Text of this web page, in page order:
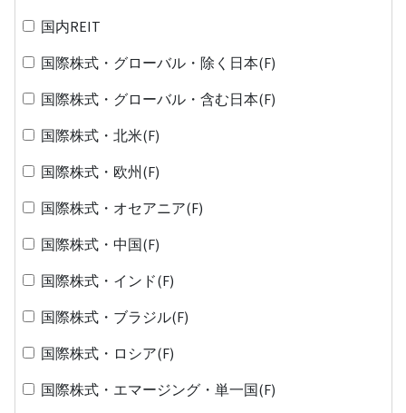
国内REIT
国際株式・グローバル・除く日本(F)
国際株式・グローバル・含む日本(F)
国際株式・北米(F)
国際株式・欧州(F)
国際株式・オセアニア(F)
国際株式・中国(F)
国際株式・インド(F)
国際株式・ブラジル(F)
国際株式・ロシア(F)
国際株式・エマージング・単一国(F)